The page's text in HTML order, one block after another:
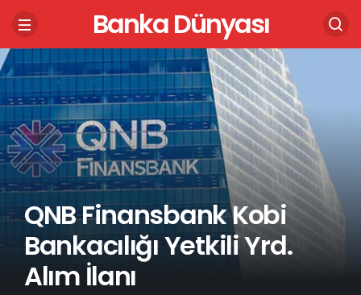
Banka Dünyası
QNB Finansbank Kobi
Bankacılığı Yetkili Yrd.
Alım İlanı